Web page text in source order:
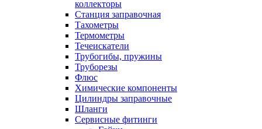
коллекторы
Станция заправочная
Тахометры
Термометры
Течеискатели
Трубогибы, пружины
Труборезы
Флюс
Химические компоненты
Цилиндры заправочные
Шланги
Сервисные фитинги